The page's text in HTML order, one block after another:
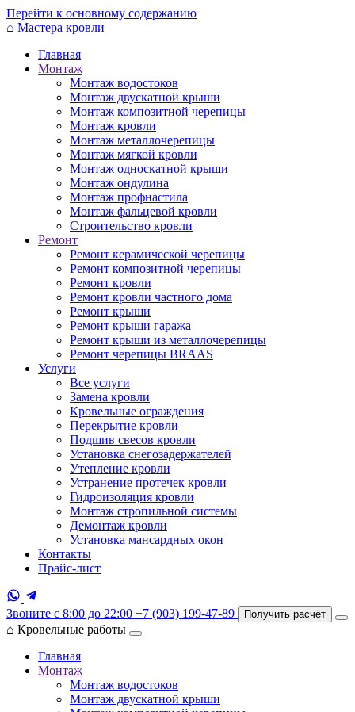
Перейти к основному содержанию
⌂ Мастера кровли
Главная
Монтаж
Монтаж водостоков
Монтаж двускатной крыши
Монтаж композитной черепицы
Монтаж кровли
Монтаж металлочерепицы
Монтаж мягкой кровли
Монтаж односкатной крыши
Монтаж ондулина
Монтаж профнастила
Монтаж фальцевой кровли
Строительство кровли
Ремонт
Ремонт керамической черепицы
Ремонт композитной черепицы
Ремонт кровли
Ремонт кровли частного дома
Ремонт крыши
Ремонт крыши гаража
Ремонт крыши из металлочерепицы
Ремонт черепицы BRAAS
Услуги
Все услуги
Замена кровли
Кровельные ограждения
Перекрытие кровли
Подшив свесов кровли
Установка снегозадержателей
Утепление кровли
Устранение протечек кровли
Гидроизоляция кровли
Монтаж стропильной системы
Демонтаж кровли
Установка мансардных окон
Контакты
Прайс-лист
Звоните с 8:00 до 22:00 +7 (903) 199-47-89 Получить расчёт
⌂ Кровельные работы
Главная
Монтаж
Монтаж водостоков
Монтаж двускатной крыши